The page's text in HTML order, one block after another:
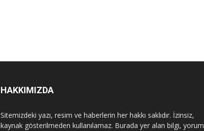
HAKKIMIZDA
Sitemizdeki yazı, resim ve haberlerin her hakkı saklıdır. İzinsiz,
kaynak gösterilmeden kullanılamaz. Burada yer alan bilgi, yorum